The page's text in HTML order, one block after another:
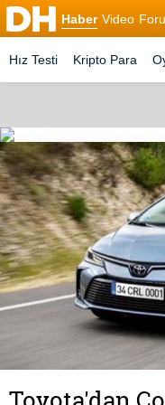
Haber Video
Hız Testi Kripto Para